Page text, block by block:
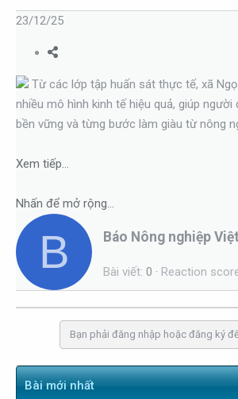
h
r
d
s
t
r
g
ử
i
23/12/25
Từ các lớp tập huấn sát thực tế, xã
nhiều mô hình kinh tế hiệu quả, giúp người
bền vững và từng bước làm giàu từ nông
Xem tiếp...
Nhấn để mở rộng...
B
W
i
t
e
n
b
Báo Nông nghiệp
Bài viết 0 Reaction
Bạn phải đăng nhập hoặc đăng ký
Bài mới nhất